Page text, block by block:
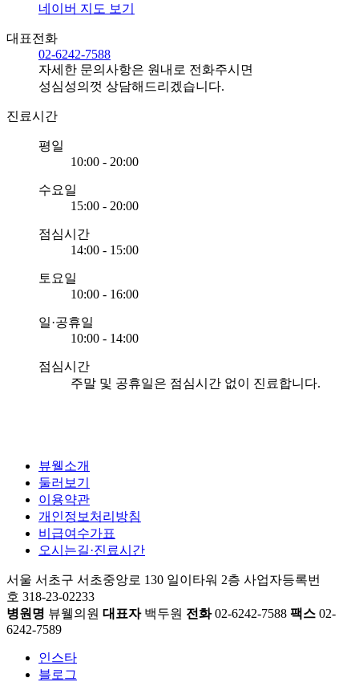
네이버 지도 보기
대표전화
02-6242-7588
자세한 문의사항은 원내로 전화주시면
성심성의껏 상담해드리겠습니다.
진료시간
평일
10:00 - 20:00
수요일
15:00 - 20:00
점심시간
14:00 - 15:00
토요일
10:00 - 16:00
일·공휴일
10:00 - 14:00
점심시간
주말 및 공휴일은 점심시간 없이 진료합니다.
뷰웰소개
둘러보기
이용약관
개인정보처리방침
비급여수가표
오시는길·진료시간
서울 서초구 서초중앙로 130 일이타워 2층 사업자등록번
호 318-23-02233
병원명 뷰웰의원 대표자백두원 전화02-6242-7588 팩스 02-
6242-7589
인스타
블로그